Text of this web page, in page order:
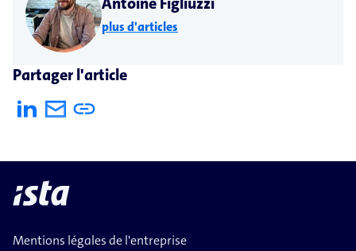
plus d'articles
Partager l'article
Mentions légales de l'entreprise